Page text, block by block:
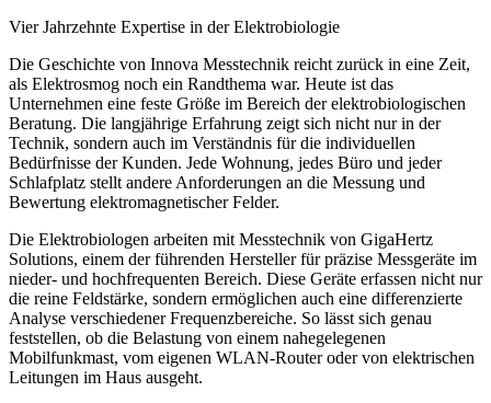
Vier Jahrzehnte Expertise in der Elektrobiologie
Die Geschichte von Innova Messtechnik reicht zurück in eine Zeit,
als Elektrosmog noch ein Randthema war. Heute ist das
Unternehmen eine feste Größe im Bereich der elektrobiologischen
Beratung. Die langjährige Erfahrung zeigt sich nicht nur in der
Technik, sondern auch im Verständnis für die individuellen
Bedürfnisse der Kunden. Jede Wohnung, jedes Büro und jeder
Schlafplatz stellt andere Anforderungen an die Messung und
Bewertung elektromagnetischer Felder.
Die Elektrobiologen arbeiten mit Messtechnik von GigaHertz
Solutions, einem der führenden Hersteller für präzise Messgeräte im
nieder- und hochfrequenten Bereich. Diese Geräte erfassen nicht nur
die reine Feldstärke, sondern ermöglichen auch eine differenzierte
Analyse verschiedener Frequenzbereiche. So lässt sich genau
feststellen, ob die Belastung von einem nahegelegenen
Mobilfunkmast, vom eigenen WLAN-Router oder von elektrischen
Leitungen im Haus ausgeht.